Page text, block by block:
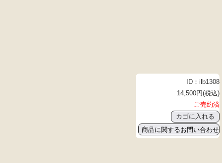
ID：ilb1308
14,500円(税込)
ご売約済
商品に関するお問い合わせ